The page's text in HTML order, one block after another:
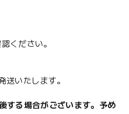
ください。
送いたします。
する場合がございます。予め